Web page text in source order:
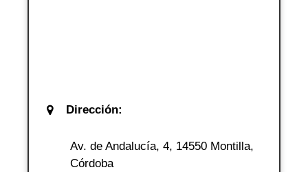
Dirección:
Av. de Andalucía, 4, 14550 Montilla,
Córdoba